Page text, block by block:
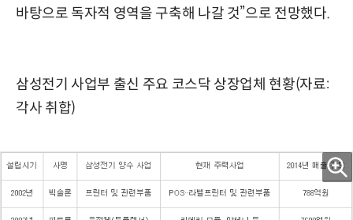
바탕으로 독자적 영역을 구축해 나갈 것”으로 전망했다.
삼성전기 사업부 출신 주요 코스닥 상장업체 현황(자료:
각사 취합)